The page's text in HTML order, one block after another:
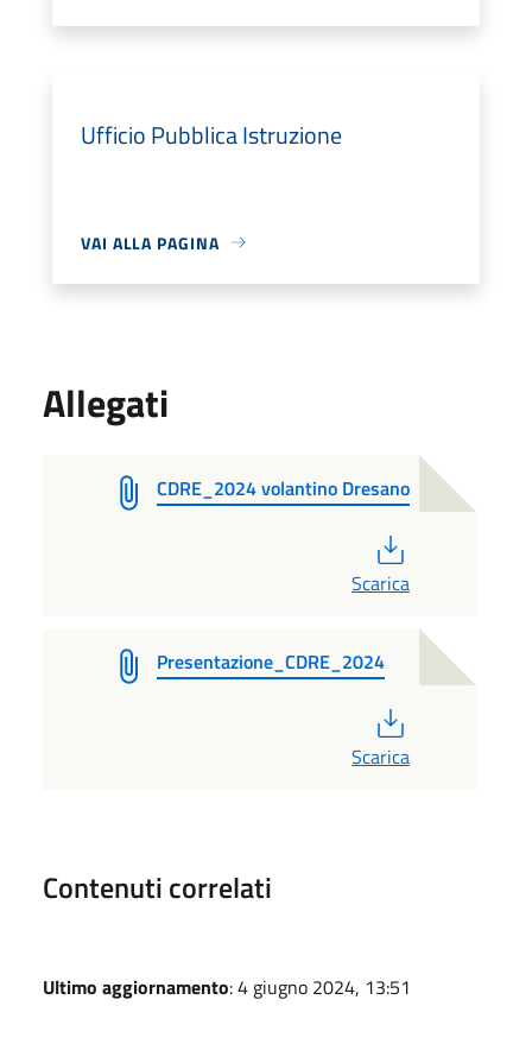
Ufficio Pubblica Istruzione
VAI ALLA PAGINA
Allegati
CDRE_2024 volantino Dresano
Scarica
Presentazione_CDRE_2024
Scarica
Contenuti correlati
Ultimo aggiornamento: 4 giugno 2024, 13:51